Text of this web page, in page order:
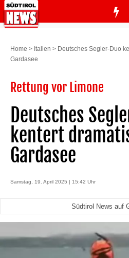
Home > Italien > Deutsches Segler-Duo
Gardasee
Rettung vor Limone
Deutsches
kentert
Gardasee
Samstag, 19. April 2025 | 15:42 Uhr
Südtirol News auf